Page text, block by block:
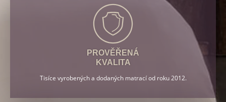
PROVĚŘENÁ
KVALITA
Tisíce vyrobených a dodaných matrací od roku 2012.